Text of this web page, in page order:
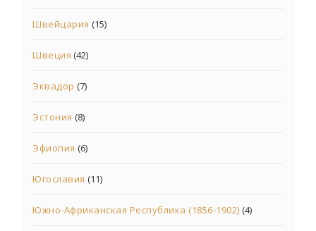
Швейцария (15)
Швеция (42)
Эквадор (7)
Эстония (8)
Эфиопия (6)
Югославия (11)
Южно-Африканская Республика (1856-1902) (4)